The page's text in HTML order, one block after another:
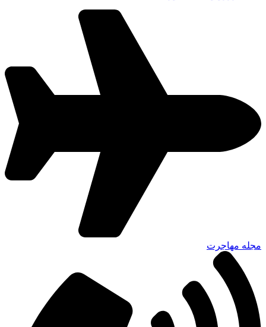
مجله مهاجرت